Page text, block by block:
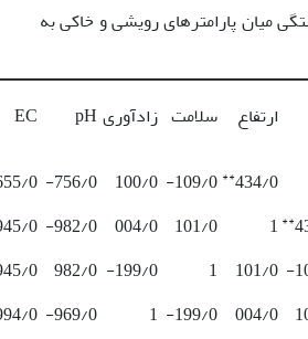
میان پارامترهای رویشی و خاکی به
ارتفاع سلامت زادآوری pH
EC
434/0
**
109/0-
100/0
756/0-
0
**
1
101/0
004/0
982/0-
0
101/0
1
199/0-
982/0
0-
004/0
199/0-
1
969/0-
0